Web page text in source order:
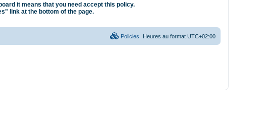
it means that you need accept this policy.
link at the bottom of the page.
Heures au format UTC+02:00
Policies